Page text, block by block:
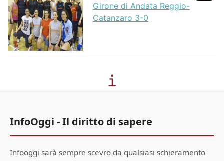
Girone di Andata Reggio-
Catanzaro 3-0
InfoOggi - Il diritto di sapere
Infooggi sarà sempre scevro da qualsiasi schieramento